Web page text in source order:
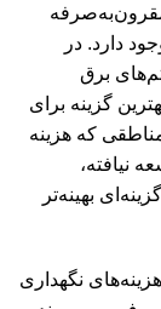
دارد. در
برق
گزینه برای
که هزینه
نیافته،
بهینه‌تر
نگهداری